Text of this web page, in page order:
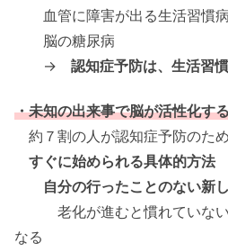
血管に障害が出る生活習慣病
脳の糖尿病
→ 認知症予防は、生活習
・未知の出来事で脳が活性化す
約７割の人が認知症予防のた
すぐに始められる具体的方法
自分の行ったことのない新
老化が進むと慣れていない
なる